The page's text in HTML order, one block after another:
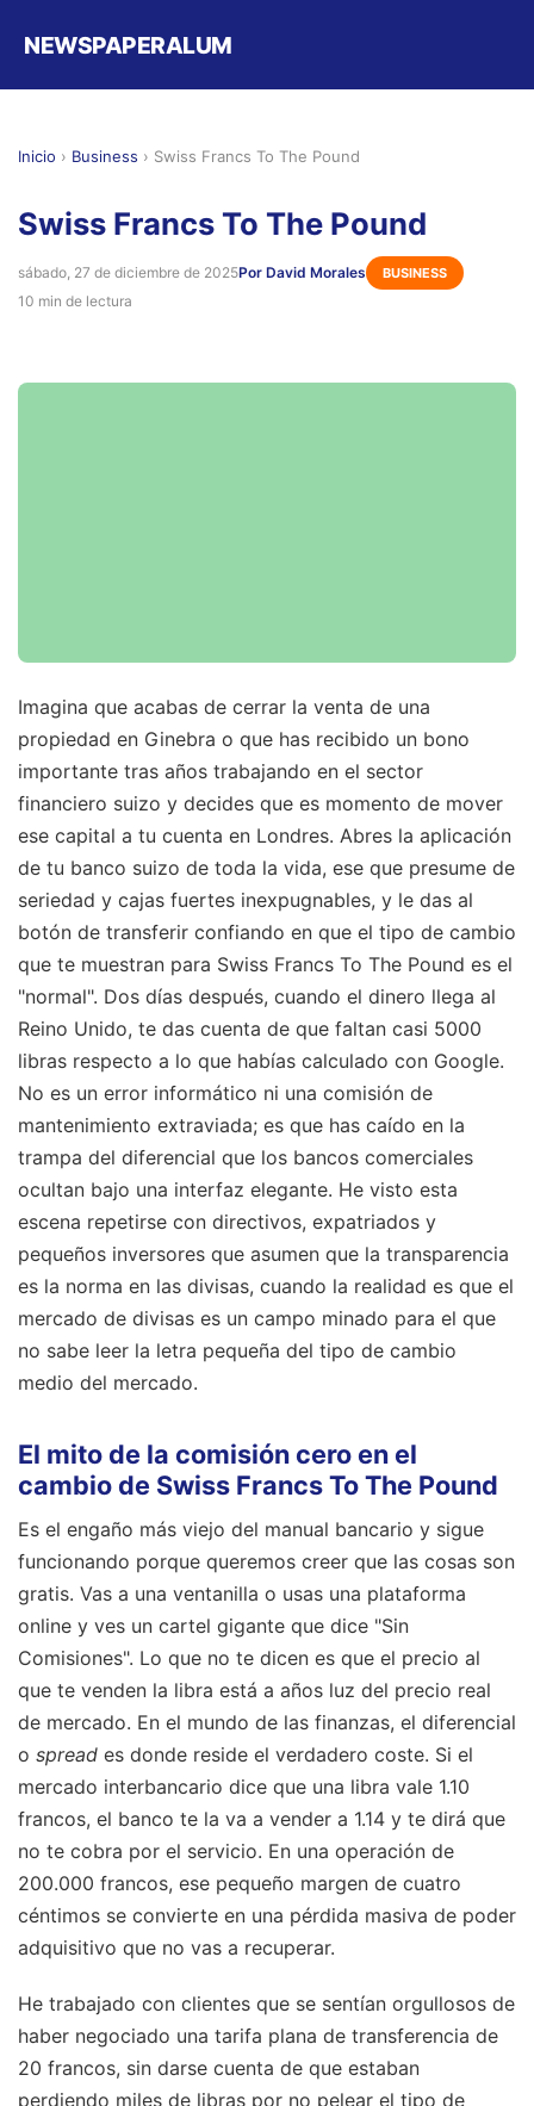
NEWSPAPERALUM
Inicio › Business › Swiss Francs To The Pound
Swiss Francs To The Pound
sábado, 27 de diciembre de 2025Por David Morales BUSINESS
10 min de lectura
Imagina que acabas de cerrar la venta de una
propiedad en Ginebra o que has recibido un bono
importante tras años trabajando en el sector
financiero suizo y decides que es momento de mover
ese capital a tu cuenta en Londres. Abres la aplicación
de tu banco suizo de toda la vida, ese que presume de
seriedad y cajas fuertes inexpugnables, y le das al
botón de transferir confiando en que el tipo de cambio
que te muestran para Swiss Francs To The Pound es el
"normal". Dos días después, cuando el dinero llega al
Reino Unido, te das cuenta de que faltan casi 5000
libras respecto a lo que habías calculado con Google.
No es un error informático ni una comisión de
mantenimiento extraviada; es que has caído en la
trampa del diferencial que los bancos comerciales
ocultan bajo una interfaz elegante. He visto esta
escena repetirse con directivos, expatriados y
pequeños inversores que asumen que la transparencia
es la norma en las divisas, cuando la realidad es que el
mercado de divisas es un campo minado para el que
no sabe leer la letra pequeña del tipo de cambio
medio del mercado.
El mito de la comisión cero en el
cambio de Swiss Francs To The Pound
Es el engaño más viejo del manual bancario y sigue
funcionando porque queremos creer que las cosas son
gratis. Vas a una ventanilla o usas una plataforma
online y ves un cartel gigante que dice "Sin
Comisiones". Lo que no te dicen es que el precio al
que te venden la libra está a años luz del precio real
de mercado. En el mundo de las finanzas, el diferencial
o spread es donde reside el verdadero coste. Si el
mercado interbancario dice que una libra vale 1.10
francos, el banco te la va a vender a 1.14 y te dirá que
no te cobra por el servicio. En una operación de
200.000 francos, ese pequeño margen de cuatro
céntimos se convierte en una pérdida masiva de poder
adquisitivo que no vas a recuperar.
He trabajado con clientes que se sentían orgullosos de
haber negociado una tarifa plana de transferencia de
20 francos, sin darse cuenta de que estaban
perdiendo miles de libras por no pelear el tipo de